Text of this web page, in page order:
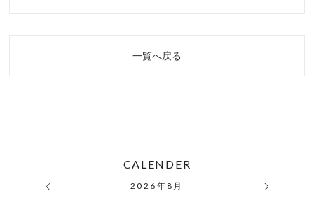
一覧へ戻る
CALENDER
2026 年 8月